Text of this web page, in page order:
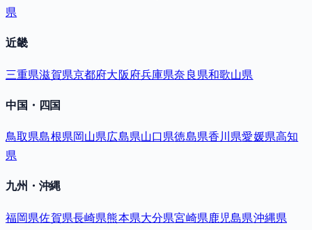
県
近畿
三重県滋賀県京都府大阪府兵庫県奈良県和歌山県
中国・四国
鳥取県島根県岡山県広島県山口県徳島県香川県愛媛県高知
県
九州・沖縄
福岡県佐賀県長崎県熊本県大分県宮崎県鹿児島県沖縄県